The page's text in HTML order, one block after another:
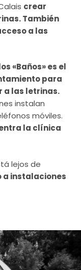
crear
También
a las
«Baños» es el
para
a las letrinas.
instalan
móviles.
la clínica
lejos de
a instalaciones